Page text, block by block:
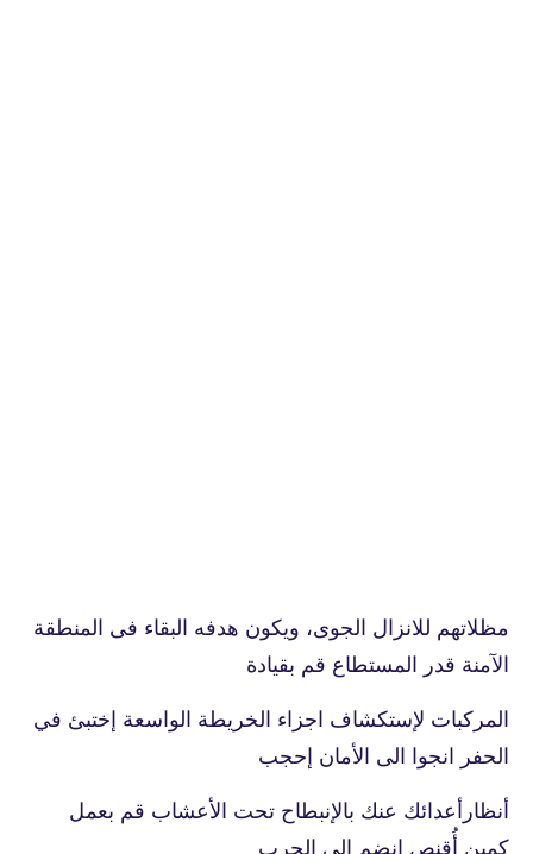
مظلاتهم للانزال الجوى، ويكون هدفه البقاء فى المنطقة
الآمنة قدر المستطاع قم بقيادة
المركبات لإستكشاف اجزاء الخريطة الواسعة إختبئ في
الحفر انجوا الى الأمان إحجب
أنظارأعدائك عنك بالإنبطاح تحت الأعشاب قم بعمل
كمين أُقنص انضم الى الحرب